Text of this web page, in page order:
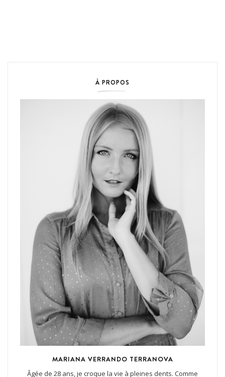
À PROPOS
MARIANA VERRANDO TERRANOVA
Âgée de 28 ans, je croque la vie à pleines dents. Comme